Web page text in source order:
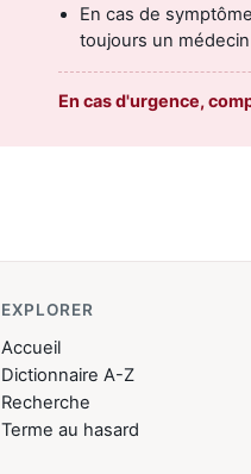
En cas de
toujours un
En cas d'urgence,
EXPLORER
Accueil
Dictionnaire A-Z
Recherche
Terme au hasard